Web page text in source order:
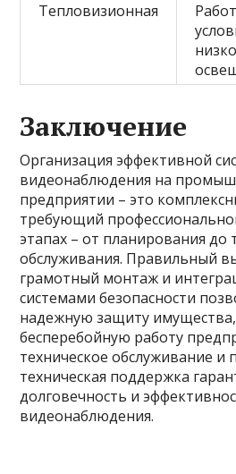
Тепловизионная
Заключение
Организация эффективной
видеонаблюдения на
предприятии – это
требующий
этапах – от планирования до
обслуживания. Правильный
грамотный монтаж и
системами безопасности
надежную защиту
бесперебойную работу
техническое обслуживание и
техническая поддержка
долговечность и
видеонаблюдения.